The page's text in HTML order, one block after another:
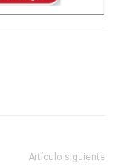
Artículo siguiente